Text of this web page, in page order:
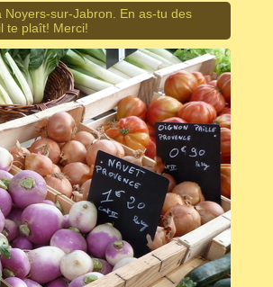
sur-Jabron. En as-tu des
te plaît! Merci!